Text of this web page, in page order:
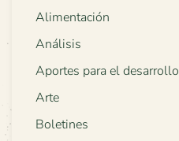
Alimentación
Análisis
Aportes para el desarrollo
Arte
Boletines